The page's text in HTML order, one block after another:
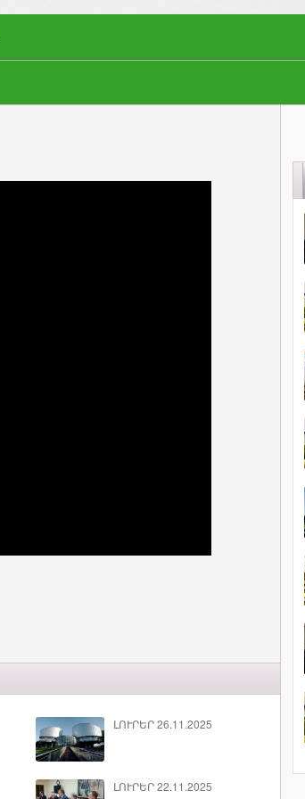
ԼՈՒՐԵՐ 26.11.2025
ԼՈՒՐԵՐ 22.11.2025